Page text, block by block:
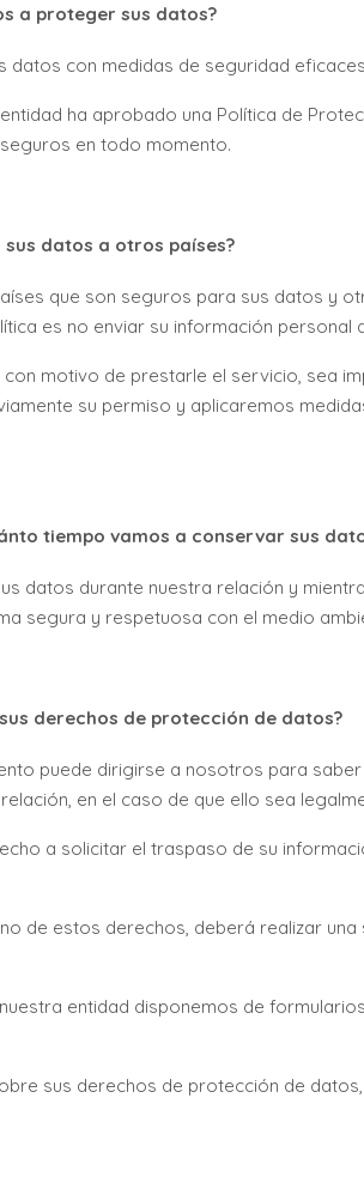
a proteger sus datos?
datos con medidas de seguridad
ha aprobado una Política de
en todo momento.
sus datos a otros países?
que son seguros para sus datos y
es no enviar su información
con motivo de prestarle el servicio, sea
su permiso y aplicaremos
tiempo vamos a conservar sus
datos durante nuestra relación y
segura y respetuosa con el medio
derechos de protección de datos?
puede dirigirse a nosotros para
en el caso de que ello sea
a solicitar el traspaso de su
de estos derechos, deberá realizar
entidad disponemos de
sus derechos de protección de